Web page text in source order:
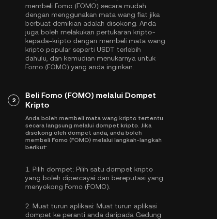
membeli Fomo (FOMO) secara mudah
dengan menggunakan mata wang fiat jika
berbuat demikian adalah disokong. Anda
juga boleh melakukan pertukaran kripto-
kepada-kripto dengan membeli mata wang
kripto popular seperti USDT terlebih
dahulu, dan kemudian menukarnya untuk
Fomo (FOMO) yang anda inginkan.
2
Beli Fomo (FOMO) melalui Dompet
Kripto
Anda boleh membeli mata wang kripto tertentu
secara langsung melalui dompet kripto. Jika
disokong oleh dompet anda, anda boleh
membeli Fomo (FOMO) melalui langkah-langkah
berikut:
1. Pilih dompet: Pilih satu dompet kripto
yang boleh dipercayai dan bereputasi yang
menyokong Fomo (FOMO).
2. Muat turun aplikasi: Muat turun aplikasi
dompet ke peranti anda daripada Gedung